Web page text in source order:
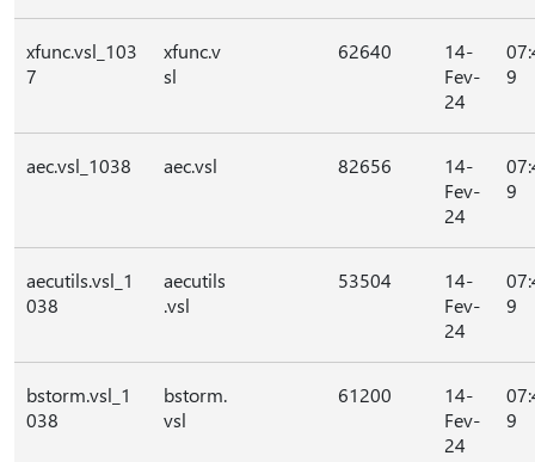
xfunc.vsl_103
7
xfunc.v
sl
62640
14-
Fev-
24
9
aec.vsl_1038 aec.vsl 82656
14-
Fev-
24
9
aecutils.vsl_1
038
aecutils
.vsl
53504
14-
Fev-
24
9
bstorm.vsl_1
038
bstorm.
vsl
61200
14-
Fev-
24
9